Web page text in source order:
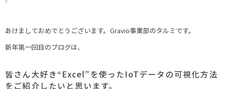
あけましておめでとうございます。Gravio事業部のタルミです。
新年第一回目のブログは、
皆さん大好き“Excel”を使ったIoTデータの可視化方法
をご紹介したいと思います。